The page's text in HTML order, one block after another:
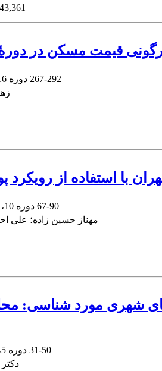
مسکن در دورۀ زمانی 1370
267-292
67-90
مهناز حسین زاده؛ علی
31-50